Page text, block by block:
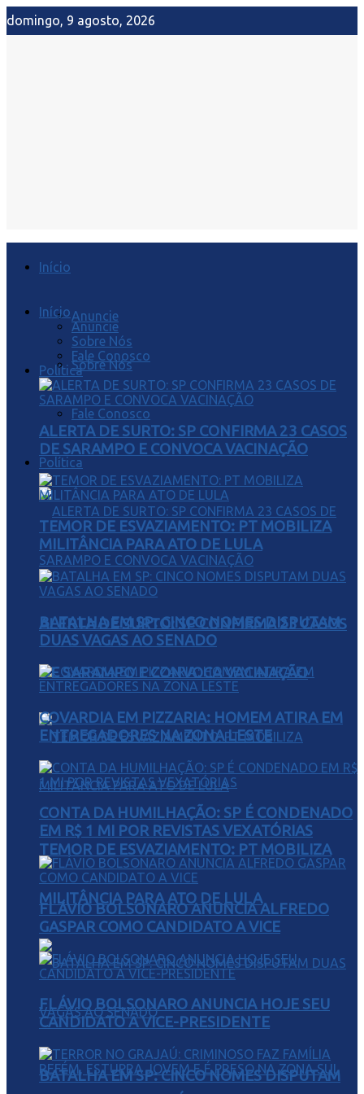
domingo, 9 agosto, 2026
Início
Anuncie
Sobre Nós
Fale Conosco
Política
ALERTA DE SURTO: SP CONFIRMA 23 CASOS
DE SARAMPO E CONVOCA VACINAÇÃO
TEMOR DE ESVAZIAMENTO: PT MOBILIZA
MILITÂNCIA PARA ATO DE LULA
BATALHA EM SP: CINCO NOMES DISPUTAM
Início
Anuncie
Sobre Nós
Fale Conosco
Política
ALERTA DE SURTO: SP CONFIRMA 23 CASOS
DE SARAMPO E CONVOCA VACINAÇÃO
TEMOR DE ESVAZIAMENTO: PT MOBILIZA
MILITÂNCIA PARA ATO DE LULA
BATALHA EM SP: CINCO NOMES DISPUTAM
DUAS VAGAS AO SENADO
COVARDIA EM PIZZARIA: HOMEM ATIRA EM
ENTREGADORES NA ZONA LESTE
CONTA DA HUMILHAÇÃO: SP É CONDENADO
EM R$ 1 MI POR REVISTAS VEXATÓRIAS
FLÁVIO BOLSONARO ANUNCIA ALFREDO
GASPAR COMO CANDIDATO A VICE
FLÁVIO BOLSONARO ANUNCIA HOJE SEU
CANDIDATO A VICE-PRESIDENTE